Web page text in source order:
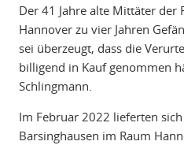
Der 41 Jahre alte Mittäter der
Hannover zu vier Jahren
sei überzeugt, dass die
billigend in Kauf genommen
Schlingmann.
Im Februar 2022 lieferten
Barsinghausen im Raum